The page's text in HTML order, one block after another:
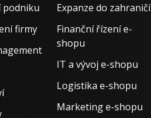
podniku
firmy
Expanze do zahraničí
Finanční řízení e-
shopu
IT a vývoj e-shopu
Logistika e-shopu
Marketing e-shopu